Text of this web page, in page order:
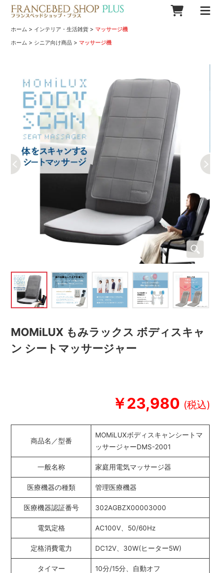
ホーム > インテリア・生活雑貨 >マッサージ機
ホーム > シニア向け商品 >マッサージ機
MOMiLUX もみラックス ボディスキャ
ン シートマッサージャー
￥23,980
商品名／型番
MOMiLUXボディスキャンシートマ
ッサージャーDMS-2001
一般名称 家庭用電気マッサージ器
医療機器の種類 管理医療機器
医療機器認証番号 302AGBZX00003000
電気定格 AC100V、50/60Hz
定格消費電力 DC12V、30W(ヒーター5W)
タイマー 10分/15分、自動オフ